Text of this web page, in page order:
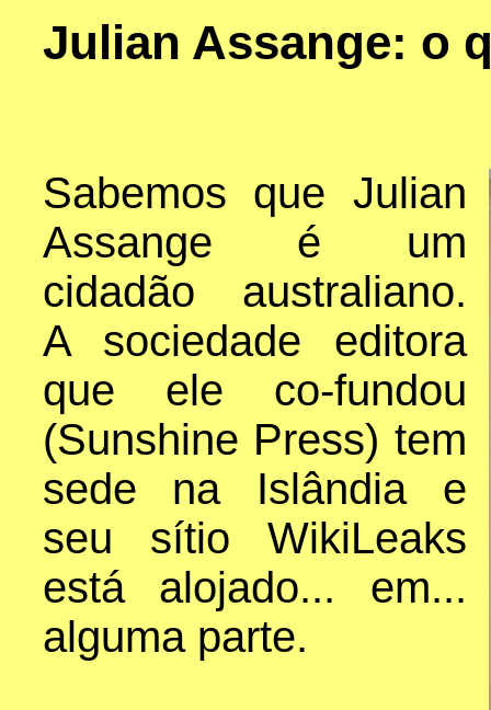
Julian Assange: o
Sabemos que Julian
Assange é um
cidadão australiano.
A sociedade editora
que ele co-fundou
(Sunshine Press) tem
sede na Islândia e
seu sítio WikiLeaks
está alojado... em...
alguma parte.